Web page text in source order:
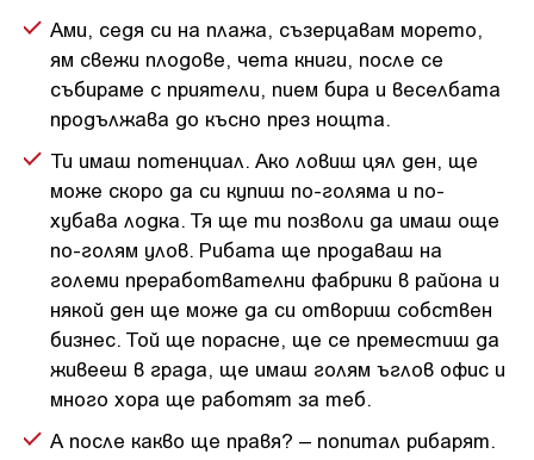
Ами, седя си на плажа, съзерцавам морето,
ям свежи плодове, чета книги, после се
събираме с приятели, пием бира и веселбата
продължава до късно през нощта.
Ти имаш потенциал. Ако ловиш цял ден, ще
може скоро да си купиш по-голяма и по-
хубава лодка. Тя ще ти позволи да имаш още
по-голям улов. Рибата ще продаваш на
големи преработвателни фабрики в района и
някой ден ще може да си отвориш собствен
бизнес. Той ще порасне, ще се преместиш да
живееш в града, ще имаш голям ъглов офис и
много хора ще работят за теб.
А после какво ще правя? – попитал рибарят.